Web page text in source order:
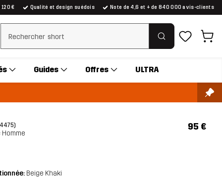
€ Qualité et design suédois Note de 4,6 et + de 840 000 avis-clients
Effacer la recherche
Guides Offres ULTRA
475)
95 €
Beige Khaki